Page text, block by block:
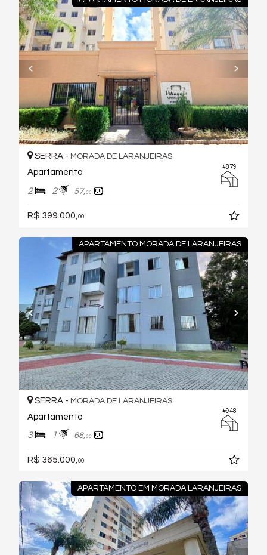
#879
SERRA - MORADA DE LARANJEIRAS
Apartamento
2 2 57,00
R$ 399.000, 00
APARTAMENTO MORADA DE LARANJEIRAS
#948
SERRA - MORADA DE LARANJEIRAS
Apartamento
3 1 68,00
R$ 365.000, 00
APARTAMENTO EM MORADA LARANJEIRAS